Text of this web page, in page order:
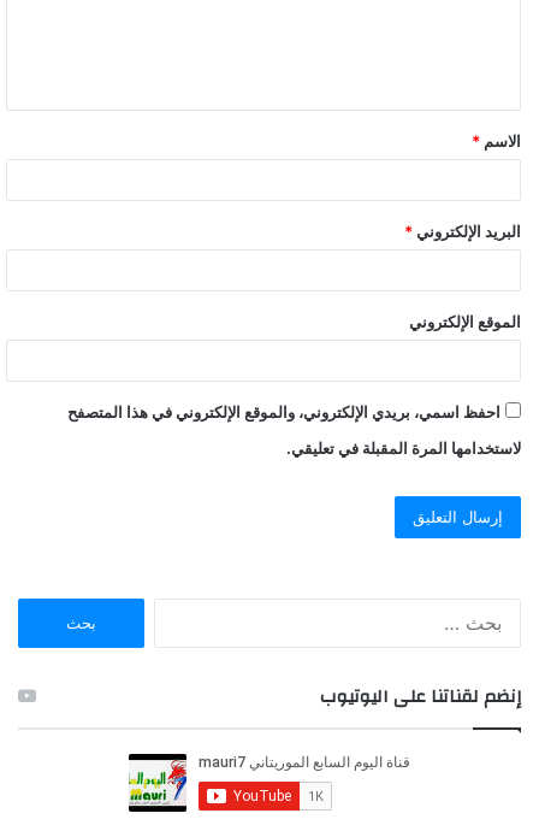
ق
*
الاسم *
البريد الإلكتروني *
الموقع الإلكتروني
احفظ اسمي، بريدي الإلكتروني، والموقع الإلكتروني في هذا المتصفح
لاستخدامها المرة المقبلة في تعليقي.
ن
:
إنضم لقناتنا على اليوتيوب